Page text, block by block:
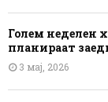
Голем неделен
планираат
3 мај, 2026